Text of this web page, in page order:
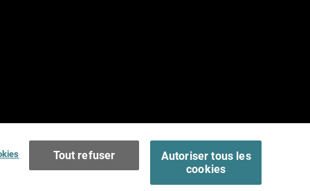
of Use >Tout refuser
Autoriser tous les
cookies